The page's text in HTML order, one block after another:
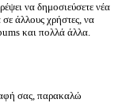
να δημοσιεύσετε νέα
άλλους χρήστες, να
και πολλά άλλα.
σας, παρακαλώ